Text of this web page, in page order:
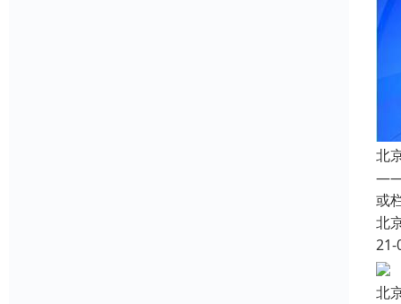
北
——
或
北
21-
北